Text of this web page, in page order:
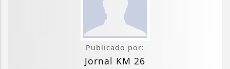
Publicado por:
Jornal KM 26